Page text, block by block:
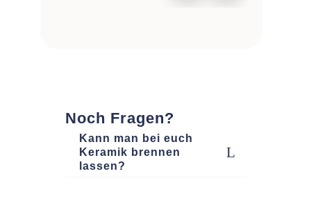
Noch Fragen?
Kann man bei euch
Keramik brennen
lassen?